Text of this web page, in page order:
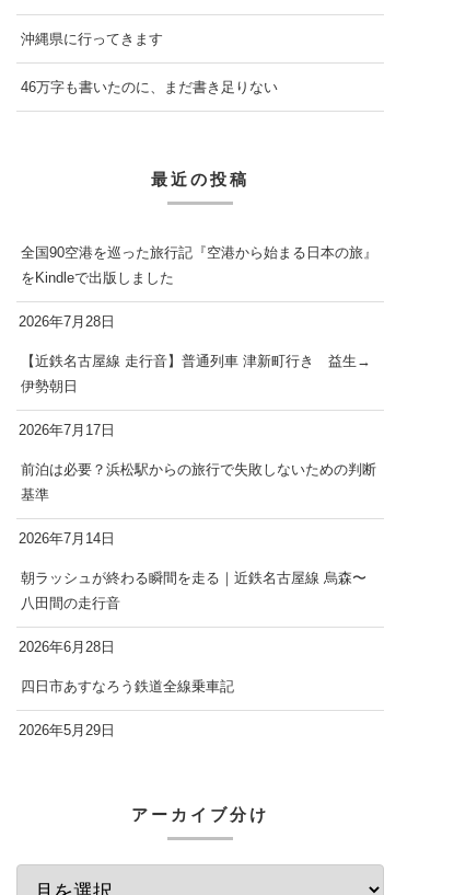
沖縄県に行ってきます
46万字も書いたのに、まだ書き足りない
最近の投稿
全国90空港を巡った旅行記『空港から始まる日本の旅』
をKindleで出版しました
2026年7月28日
【近鉄名古屋線 走行音】普通列車 津新町行き 益生→
伊勢朝日
2026年7月17日
前泊は必要？浜松駅からの旅行で失敗しないための判断
基準
2026年7月14日
朝ラッシュが終わる瞬間を走る｜近鉄名古屋線 烏森〜
八田間の走行音
2026年6月28日
四日市あすなろう鉄道全線乗車記
2026年5月29日
アーカイブ分け